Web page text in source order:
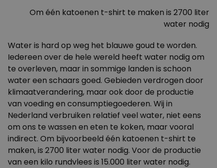
Om één katoenen t-shirt te maken is 2700 liter
water nodig
Water is hard op weg het blauwe goud te worden.
Iedereen over de hele wereld heeft water nodig om
te overleven, maar in sommige landen is schoon
water een schaars goed. Gebieden verdrogen door
klimaatverandering, maar ook door de productie
van voeding en consumptiegoederen. Wij in
Nederland verbruiken relatief veel water, niet eens
om ons te wassen en eten te koken, maar vooral
indirect. Om bijvoorbeeld één katoenen t-shirt te
maken, is 2700 liter water nodig. Voor de productie
van een kilo rundvlees is 15.000 liter water nodig.